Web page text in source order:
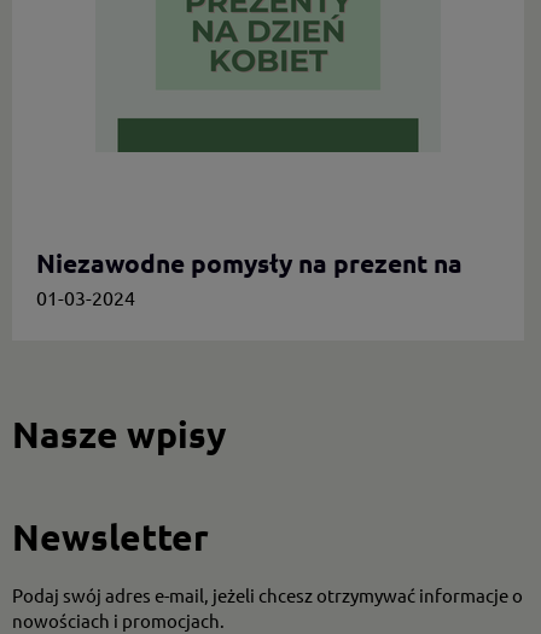
Niezawodne pomysły na prezent na
Dzień Kobiet.
01-03-2024
Nasze wpisy
Newsletter
Podaj swój adres e-mail, jeżeli chcesz otrzymywać informacje o
nowościach i promocjach.